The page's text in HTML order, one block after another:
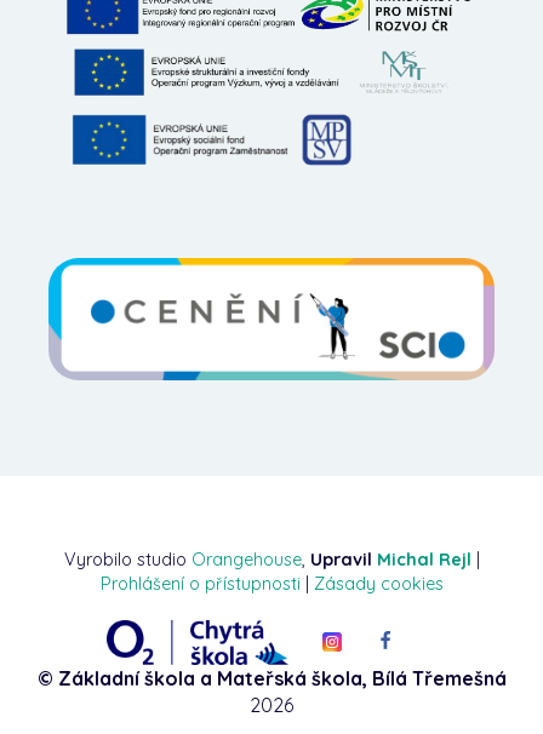
Vyrobilo studio Orangehouse, Upravil Michal Rejl |
Prohlášení o přístupnosti | Zásady cookies
© Základní škola a Mateřská škola, Bílá Třemešná
2026